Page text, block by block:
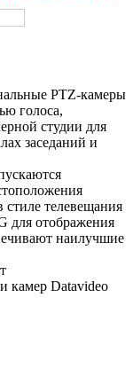
PTZ-камеры
голоса,
студии для
заседаний и
телевещания
для отображения
наилучшие
камер Datavideo